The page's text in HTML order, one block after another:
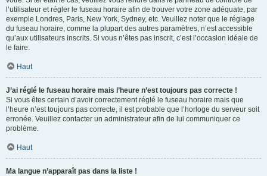
l’utilisateur et régler le fuseau horaire afin de trouver votre zone adéquate, par
exemple Londres, Paris, New York, Sydney, etc. Veuillez noter que le réglage
du fuseau horaire, comme la plupart des autres paramètres, n’est accessible
qu’aux utilisateurs inscrits. Si vous n’êtes pas inscrit, c’est l’occasion idéale de
le faire.
Haut
J’ai réglé le fuseau horaire mais l’heure n’est toujours pas correcte !
Si vous êtes certain d’avoir correctement réglé le fuseau horaire mais que
l’heure n’est toujours pas correcte, il est probable que l’horloge du serveur soit
erronée. Veuillez contacter un administrateur afin de lui communiquer ce
problème.
Haut
Ma langue n’apparaît pas dans la liste !